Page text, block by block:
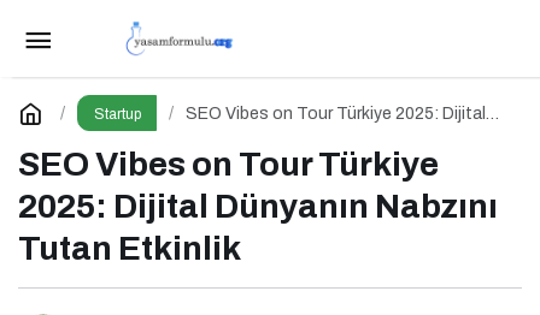
Startup
SEO Vibes on Tour Türkiye 2025: Dijital
SEO Vibes on Tour Türkiye
2025: Dijital Dünyanın Nabzını
Tutan Etkinlik
Marka 5.0 Zirvesi (2025)
Yorum Yap